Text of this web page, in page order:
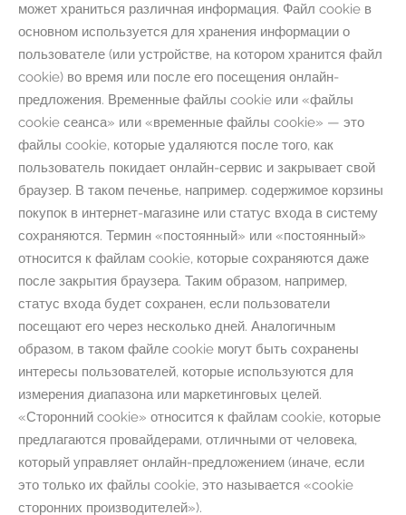
может храниться различная информация. Файл cookie в
основном используется для хранения информации о
пользователе (или устройстве, на котором хранится файл
cookie) во время или после его посещения онлайн-
предложения. Временные файлы cookie или «файлы
cookie сеанса» или «временные файлы cookie» — это
файлы cookie, которые удаляются после того, как
пользователь покидает онлайн-сервис и закрывает свой
браузер. В таком печенье, например. содержимое корзины
покупок в интернет-магазине или статус входа в систему
сохраняются. Термин «постоянный» или «постоянный»
относится к файлам cookie, которые сохраняются даже
после закрытия браузера. Таким образом, например,
статус входа будет сохранен, если пользователи
посещают его через несколько дней. Аналогичным
образом, в таком файле cookie могут быть сохранены
интересы пользователей, которые используются для
измерения диапазона или маркетинговых целей.
«Сторонний cookie» относится к файлам cookie, которые
предлагаются провайдерами, отличными от человека,
который управляет онлайн-предложением (иначе, если
это только их файлы cookie, это называется «cookie
сторонних производителей»).